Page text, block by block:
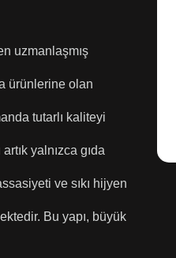
uzmanlaşmış
ürünlerine olan
tutarlı kaliteyi
yalnızca gıda
ve sıkı hijyen
Bu yapı, büyük